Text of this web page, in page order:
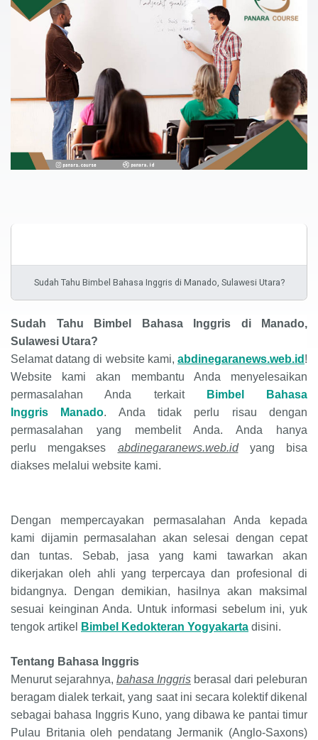
Sudah Tahu Bimbel Bahasa Inggris di Manado, Sulawesi Utara?
Sudah Tahu Bimbel Bahasa Inggris di Manado,
Sulawesi Utara?
Selamat datang di website kami, abdinegaranews.web.id !
Website kami akan membantu Anda menyelesaikan
permasalahan Anda terkait
Bimbel Bahasa
Inggris Manado. Anda tidak perlu risau dengan
permasalahan yang membelit Anda. Anda hanya
perlu mengakses abdinegaranews.web.idyang bisa
diakses melalui website kami.
Dengan mempercayakan permasalahan Anda kepada
kami dijamin permasalahan akan selesai dengan cepat
dan tuntas. Sebab, jasa yang kami tawarkan akan
dikerjakan oleh ahli yang terpercaya dan profesional di
bidangnya. Dengan demikian, hasilnya akan maksimal
sesuai keinginan Anda. Untuk informasi sebelum ini, yuk
tengok artikel
Bimbel Kedokteran Yogyakarta disini.
Tentang Bahasa Inggris
Menurut sejarahnya, bahasa Inggris berasal dari peleburan
beragam dialek terkait, yang saat ini secara kolektif dikenal
sebagai bahasa Inggris Kuno, yang dibawa ke pantai timur
Pulau Britania oleh pendatang Jermanik (Anglo-Saxons)